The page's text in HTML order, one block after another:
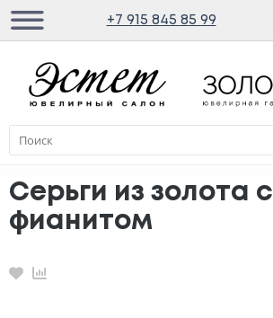
+7 915 845 85 99
Серьги из золота с
фианитом
Избранное
Сравнение